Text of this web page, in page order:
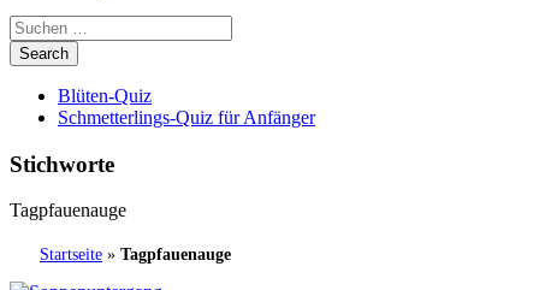
Blüten-Quiz
Schmetterlings-Quiz für Anfänger
Stichworte
Tagpfauenauge
Startseite » Tagpfauenauge